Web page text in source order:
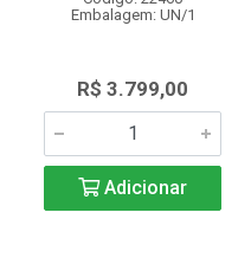
Embalagem: UN/1
R$ 3.799,00
Adicionar